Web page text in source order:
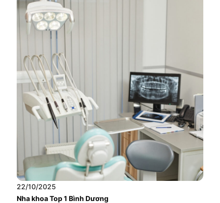
22/10/2025
Nha khoa Top 1 Bình Dương